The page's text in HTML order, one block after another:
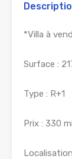
*Villa à
Surface :
Type : R+1
Prix : 330